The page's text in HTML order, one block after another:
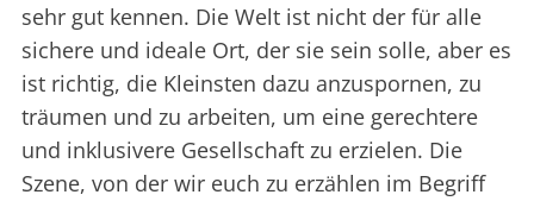
sehr gut kennen. Die Welt ist nicht der für alle
sichere und ideale Ort, der sie sein solle, aber es
ist richtig, die Kleinsten dazu anzuspornen, zu
träumen und zu arbeiten, um eine gerechtere
und inklusivere Gesellschaft zu erzielen. Die
Szene, von der wir euch zu erzählen im Begriff